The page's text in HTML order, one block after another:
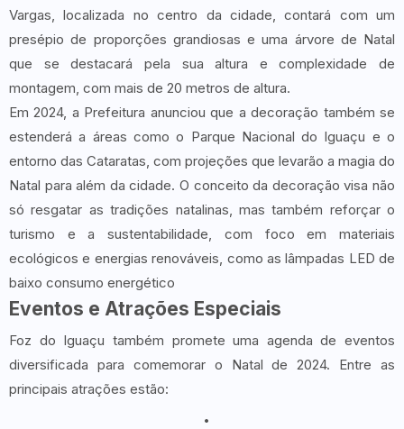
Vargas, localizada no centro da cidade, contará com um
presépio de proporções grandiosas e uma árvore de Natal
que se destacará pela sua altura e complexidade de
montagem, com mais de 20 metros de altura.
Em 2024, a Prefeitura anunciou que a decoração também se
estenderá a áreas como o Parque Nacional do Iguaçu e o
entorno das Cataratas, com projeções que levarão a magia do
Natal para além da cidade. O conceito da decoração visa não
só resgatar as tradições natalinas, mas também reforçar o
turismo e a sustentabilidade, com foco em materiais
ecológicos e energias renováveis, como as lâmpadas LED de
baixo consumo energético
Eventos e Atrações Especiais
Foz do Iguaçu também promete uma agenda de eventos
diversificada para comemorar o Natal de 2024. Entre as
principais atrações estão: